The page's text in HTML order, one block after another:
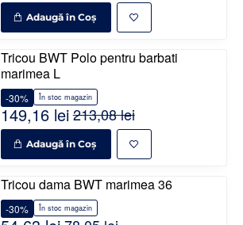
Adaugă în Coş
Tricou BWT Polo pentru barbati
marimea L
În stoc magazin
-30%
149,16 lei213,08 lei
Adaugă în Coş
Tricou dama BWT marimea 36
În stoc magazin
-30%